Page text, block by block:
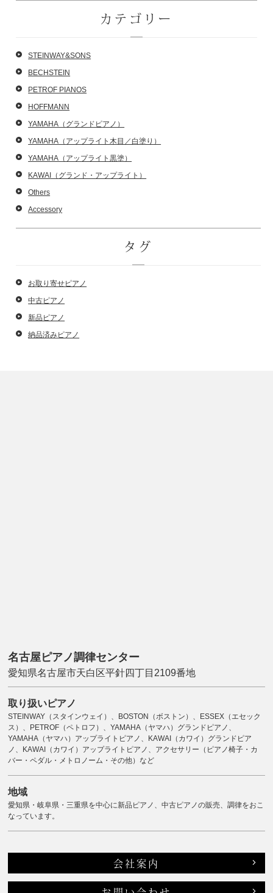
カテゴリー
STEINWAY&SONS
BECHSTEIN
PETROF PIANOS
HOFFMANN
YAMAHA（グランドピアノ）
YAMAHA（アップライト木目／白塗り）
YAMAHA（アップライト黒塗）
KAWAI（グランド・アップライト）
Others
Accessory
タグ
お取り寄せピアノ
中古ピアノ
新品ピアノ
納品済みピアノ
名古屋ピアノ調律センター
愛知県名古屋市天白区平針四丁目2109番地
取り扱いピアノ
STEINWAY（スタインウェイ）、BOSTON（ボストン）、ESSEX（エセック
ス）、PETROF（ペトロフ）、YAMAHA（ヤマハ）グランドピアノ、
YAMAHA（ヤマハ）アップライトピアノ、KAWAI（カワイ）グランドピア
ノ、KAWAI（カワイ）アップライトピアノ、アクセサリー（ピアノ椅子・カ
バー・ペダル・メトロノーム・その他）など
地域
愛知県・岐阜県・三重県を中心に新品ピアノ、中古ピアノの販売、調律をおこ
なっています。
会社案内